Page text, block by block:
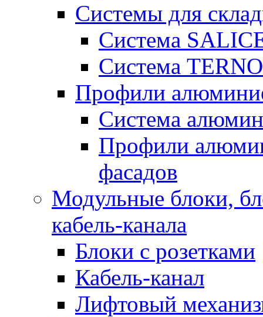
Системы для
Система
Система
Профили
Система
Профили
фасадов
Модульные блоки,
кабель-канала
Блоки с розетками
Кабель-канал
Лифтовый